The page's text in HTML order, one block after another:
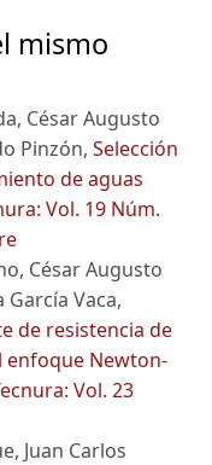
mismo
César Augusto
Pinzón, Selección
de aguas
Vol. 19 Núm.
César Augusto
Vaca,
de resistencia de
enfoque Newton-
Vol. 23
Juan Carlos